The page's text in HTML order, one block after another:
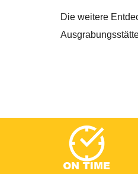
Die weitere